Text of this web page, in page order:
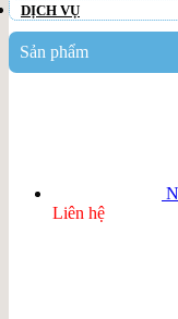
DỊCH VỤ
Sản phẩm
Liên hệ